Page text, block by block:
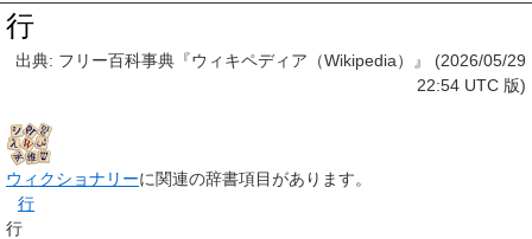
行
出典: フリー百科事典『ウィキペディア（Wikipedia）』 (2026/05/29
22:54 UTC 版)
ウィクショナリーに関連の辞書項目があります。
行
行